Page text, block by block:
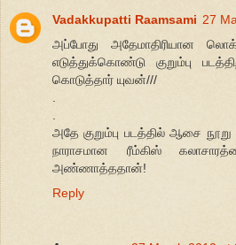
Vadakkupatti Raamsami 27
அப்போது அதேமாதிரியான
எடுத்துக்கொண்டு குறும்பு
கொடுத்தார் யுவன்///
அதே குறும்பு படத்தில் ஆசை
நாராசமான ரீம்கிஸ்
அண்ணாத்ததான்!
Reply